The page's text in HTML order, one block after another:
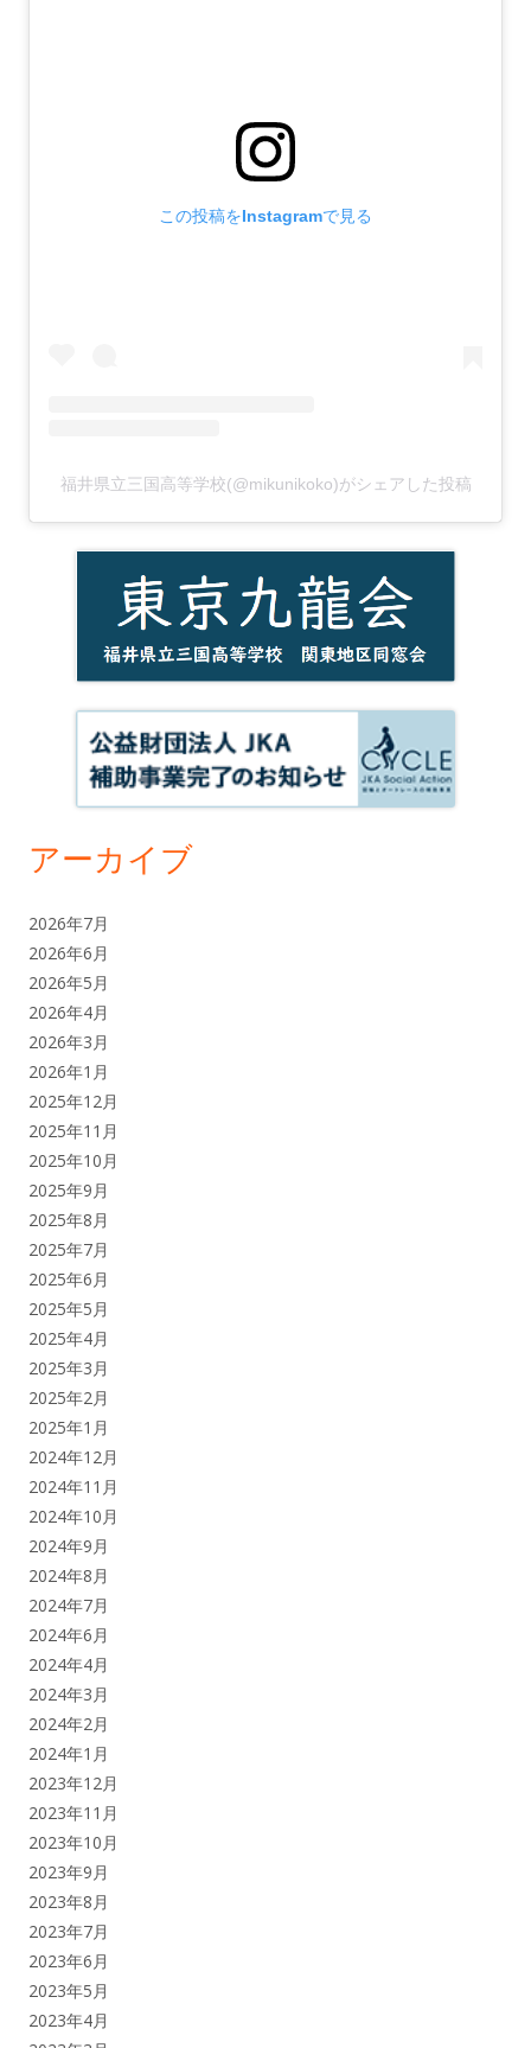
この投稿をInstagramで見る
福井県立三国高等学校(@mikunikoko)がシェアした投稿
アーカイブ
2026年7月
2026年6月
2026年5月
2026年4月
2026年3月
2026年1月
2025年12月
2025年11月
2025年10月
2025年9月
2025年8月
2025年7月
2025年6月
2025年5月
2025年4月
2025年3月
2025年2月
2025年1月
2024年12月
2024年11月
2024年10月
2024年9月
2024年8月
2024年7月
2024年6月
2024年4月
2024年3月
2024年2月
2024年1月
2023年12月
2023年11月
2023年10月
2023年9月
2023年8月
2023年7月
2023年6月
2023年5月
2023年4月